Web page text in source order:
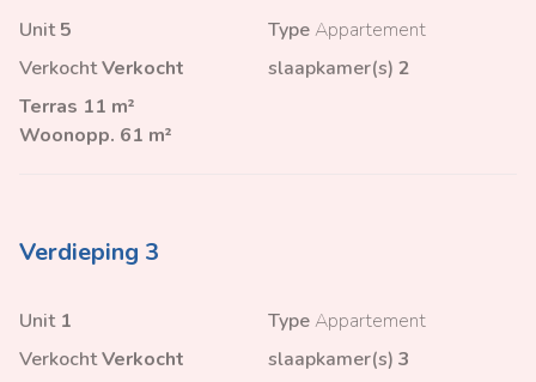
Unit5 TypeAppartement
VerkochtVerkocht slaapkamer(s) 2
Terras 11 m²
Woonopp. 61 m²
Verdieping 3
Unit1 TypeAppartement
VerkochtVerkocht slaapkamer(s) 3